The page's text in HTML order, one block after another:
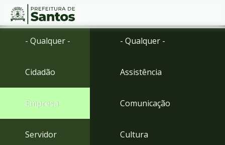
Ir
Ir
menu
Conteúdo
- Qualquer -
Cidadão
Empresa
Servidor
- Qualquer -
Assistência
Comunicação
Cultura